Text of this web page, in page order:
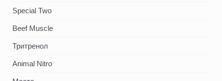
Special Two
Beef Muscle
Тритренол
Animal Nitro